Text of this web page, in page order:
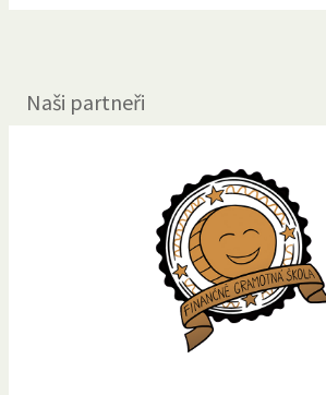
Naši partneři